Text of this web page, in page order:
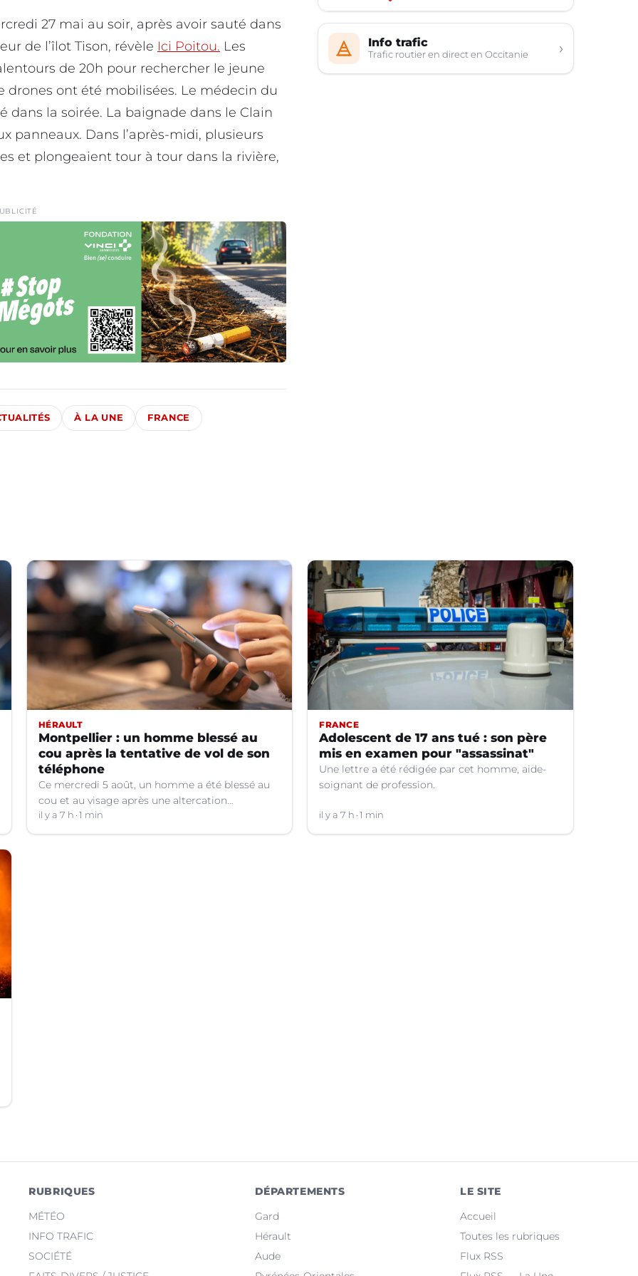
27 mai au soir, après avoir sauté dans
de l’îlot Tison, révèle Ici Poitou. Les
de 20h pour rechercher le jeune
ont été mobilisées. Le médecin du
dans la soirée. La baignade dans le Clain
panneaux. Dans l’après-midi, plusieurs
et plongeaient tour à tour dans la rivière,
À LA UNE FRANCE
Info trafic
Trafic routier en direct en Occitanie ›
HÉRAULT
Montpellier : un homme blessé au
cou après la tentative de vol de son
téléphone
Ce mercredi 5 août, un homme a été blessé au
cou et au visage après une altercation
concernant un téléphone portable à Montpellier
(Hérault).
il y a 7 h 1 min
FRANCE
Adolescent de 17 ans tué : son père
mis en examen pour "assassinat"
Une lettre a été rédigée par cet homme, aide-
soignant de profession.
il y a 7 h 1 min
RUBRIQUES
MÉTÉO
INFO TRAFIC
SOCIÉTÉ
DÉPARTEMENTS
Gard
Hérault
Aude
LE SITE
Accueil
Toutes les rubriques
Flux RSS